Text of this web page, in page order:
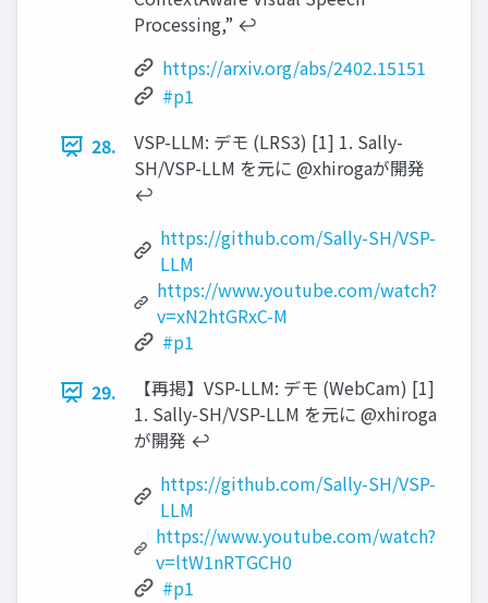
Processing,” ↩︎
https://arxiv.org/abs/2402.15151
#p1
28.
VSP-LLM: デモ (LRS3) [1] 1. Sally-
SH/VSP-LLM を元に @xhirogaが開発
↩︎
https://github.com/Sally-SH/VSP-
LLM
https://www.youtube.com/watch?
v=xN2htGRxC-M
#p1
29.
【再掲】VSP-LLM: デモ (WebCam) [1]
1. Sally-SH/VSP-LLM を元に @xhiroga
が開発 ↩︎
https://github.com/Sally-SH/VSP-
LLM
https://www.youtube.com/watch?
v=ltW1nRTGCH0
#p1